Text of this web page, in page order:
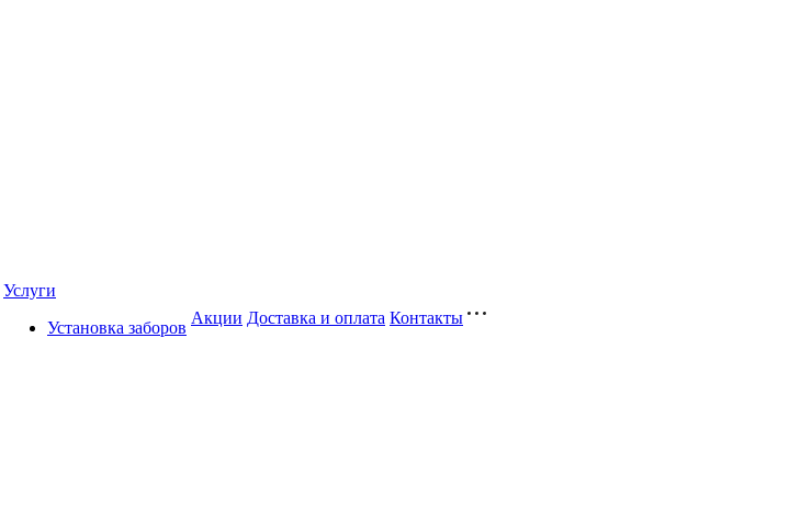
Услуги
Установка заборов
Акции Доставка и оплата Контакты